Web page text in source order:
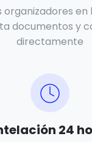
en
documentos y
directamente
24